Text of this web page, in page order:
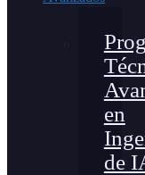
en
de